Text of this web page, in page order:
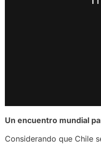
Un encuentro mundial
Considerando que Chile